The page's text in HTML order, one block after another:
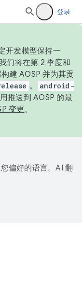
登录
开发模型保持一
们将在第 2 季度和
建 AOSP 并为其贡
。
android-
推送到 AOSP 的最
变更。
偏好的语言。AI 翻